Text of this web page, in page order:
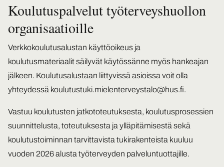
Koulutuspalvelut työterveyshuollon
organisaatioille
Verkkokoulutusalustan käyttöoikeus ja
koulutusmateriaalit säilyvät käytössänne myös hankeajan
jälkeen. Koulutusalustaan liittyvissä asioissa voit olla
yhteydessä koulutustuki.mielenterveystalo@hus.fi.
Vastuu koulutusten jatkototeutuksesta, koulutusprosessien
suunnittelusta, toteutuksesta ja ylläpitämisestä sekä
koulutustoiminnan tarvittavista tukirakenteista kuuluu
vuoden 2026 alusta työterveyden palveluntuottajille.